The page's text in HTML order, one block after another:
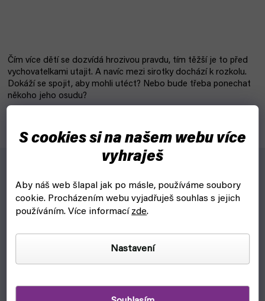
S cookies si na našem webu více
vyhraješ
Aby náš web šlapal jak po másle, používáme soubory
cookie. Procházením webu vyjadřuješ souhlas s jejich
používáním. Více informací zde.
Nastavení
Čím více dětí se dozvídá hrozivou pravdu, tím těžší je to před
vychovatelkami utajit. A navíc mezi sirotky dochází k rozkolu.
Dokáží se spojit, aby mohli utéct? Nebo bude třeba ponechat
někoho jeho osudu?
Čím více dětí se dozvídá hrozivou pravdu, tím těžší je to
před vychovatelkami utajit. A navíc mezi sirotky dochází k
rozkolu. Dokáží se spojit, aby mohli utéct? Nebo bude
DOPLŇKOVÉ PARAMETRY
Kategorie: Zaslíbená země nezemě manga